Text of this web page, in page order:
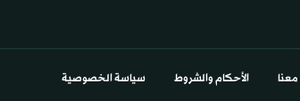
الأحكام والشروط سياسة الخصوصية